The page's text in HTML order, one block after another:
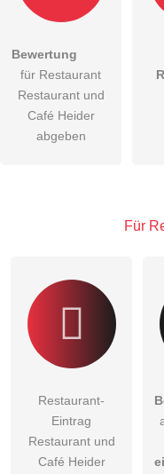
Die Datenschutzerklärung
öffentliche Frage
Restaurant-Eintrag zu
Bewertung
für Restaurant
Restaurant und
Café Heider
abgeben
Für
Restaurant-
Eintrag
Restaurant und
Café Heider